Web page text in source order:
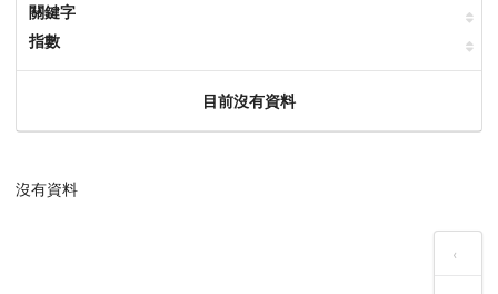
關鍵字
指數
目前沒有資料
沒有資料
‹